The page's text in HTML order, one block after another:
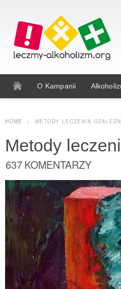
O Kampanii
HOME > METODY LECZENIA
Metody
637 KOMENTARZY